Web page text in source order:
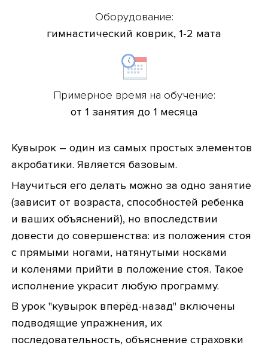
Оборудование:
гимнастический коврик, 1-2 мата
Примерное время на обучение:
от 1 занятия до 1 месяца
Кувырок – один из самых простых элементов
акробатики. Является базовым.
Научиться его делать можно за одно занятие
(зависит от возраста, способностей ребенка
и ваших объяснений), но впоследствии
довести до совершенства: из положения стоя
с прямыми ногами, натянутыми носками
и коленями прийти в положение стоя. Такое
исполнение украсит любую программу.
В урок "кувырок вперёд-назад" включены
подводящие упражнения, их
последовательность, объяснение страховки